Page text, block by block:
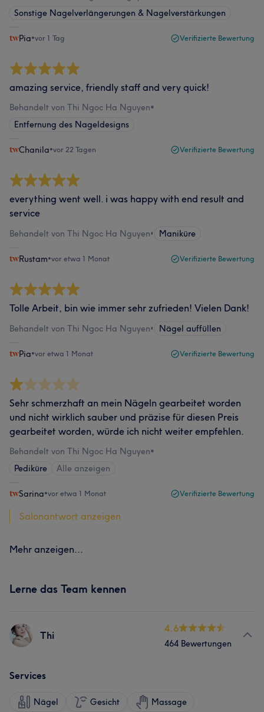
Sonstige Nagelverlängerungen & Nagelverstärkungen
Pia•vor 1 Tag Verifizierte Bewertung
amazing service, friendly staff and very quick!
Behandelt von Thi Ngoc Ha Nguyen•
Entfernung des Nageldesigns
Chanila•vor 22 Tagen Verifizierte Bewertung
everything went well. i was happy with end result and
service
Behandelt von Thi Ngoc Ha Nguyen• Maniküre
Rustam•vor etwa 1 Monat Verifizierte Bewertung
Tolle Arbeit, bin wie immer sehr zufrieden! Vielen Dank!
Behandelt von Thi Ngoc Ha Nguyen• Nägel auffüllen
Pia•vor etwa 1 Monat Verifizierte Bewertung
Sehr schmerzhaft an mein Nägeln gearbeitet worden
und nicht wirklich sauber und präzise für diesen Preis
gearbeitet worden, würde ich nicht weiter empfehlen.
Behandelt von Thi Ngoc Ha Nguyen•
Pediküre
Alle anzeigen
Sarina•vor etwa 1 Monat Verifizierte Bewertung
Salonantwort anzeigen
Mehr anzeigen...
Lerne das Team kennen
Thi
4.6
464 Bewertungen
Services
Nägel Gesicht Massage